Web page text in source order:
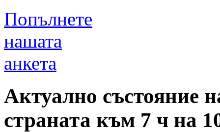
Попълнете
нашата
анкета
Актуално състояние
страната към 7 ч на